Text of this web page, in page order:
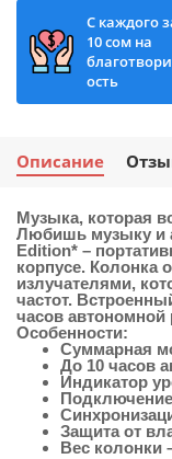
С каждого
10 сом на
ость
Описание
Музыка, которая
Любишь музыку и
Edition* –
корпусе. Колонка
излучателями,
частот.
часов автономной
Особенности:
Суммарная
До 10 часов
Индикатор
Защита от
Вес колонки